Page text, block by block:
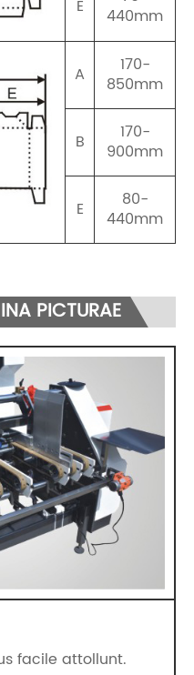
E
440mm
A
170-
850mm
B
170-
900mm
E
80-
440mm
PICTURAE
facile attollunt.